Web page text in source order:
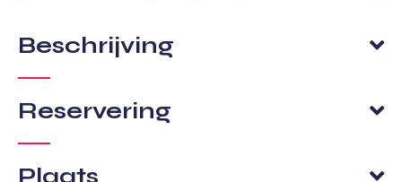
Beschrijving
Reservering
Plaats